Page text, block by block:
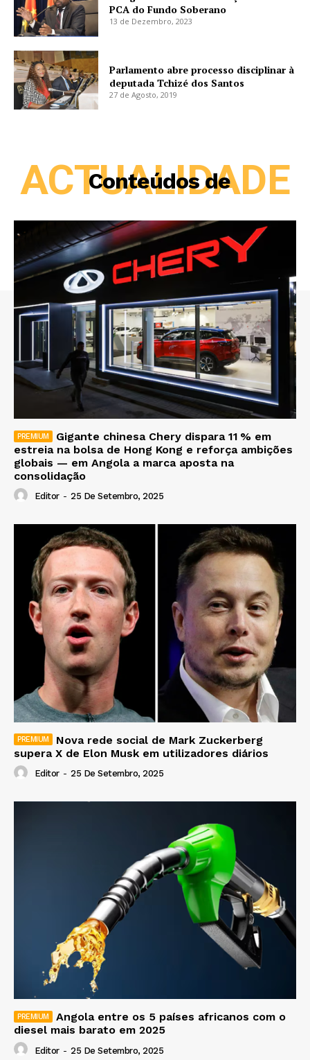
PCA do Fundo Soberano
13 de Dezembro, 2023
Parlamento abre processo disciplinar à
deputada Tchizé dos Santos
27 de Agosto, 2019
Conteúdos de
ACTUALIDADE
Gigante chinesa Chery dispara 11 % em
estreia na bolsa de Hong Kong e reforça ambições
globais — em Angola a marca aposta na
consolidação
Editor - 25 De Setembro, 2025
Nova rede social de Mark Zuckerberg
supera X de Elon Musk em utilizadores diários
Editor - 25 De Setembro, 2025
Angola entre os 5 países africanos com o
diesel mais barato em 2025
Editor - 25 De Setembro, 2025